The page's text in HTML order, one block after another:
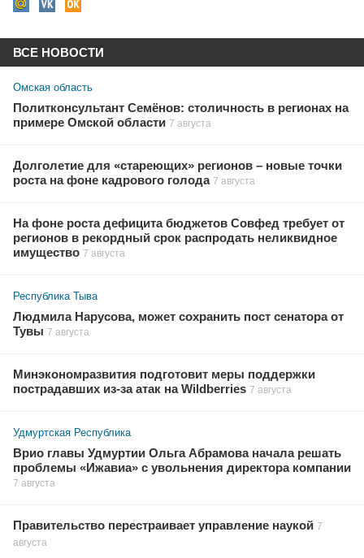
ВСЕ НОВОСТИ
Омская область
Политконсультант Семёнов: столичность в регионах на
примере Омской области 7 августа
Долголетие для «стареющих» регионов – новые точки
роста на фоне кадрового голода 7 августа
На фоне роста дефицита бюджетов Совфед требует от
регионов в рекордный срок распродать неликвидное
имущество 7 августа
Республика Тыва
Людмила Нарусова, может сохранить пост сенатора от
Тувы 7 августа
Минэкономразвития подготовит меры поддержки
пострадавших из-за атак на Wildberries 7 августа
Удмуртская Республика
Врио главы Удмуртии Ольга Абрамова начала решать
проблемы «Ижавиа» с увольнения директора компании
7 августа
Правительство перестраивает управление наукой 7
августа